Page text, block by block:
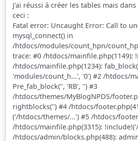
J'ai réussi à créer les tables mais
ceci :
Fatal error: Uncaught Error: Call to
mysql_connect() in
/htdocs/modules/count_hpn/
trace: #0 /htdocs/mainfile.php(1149):
/htdocs/mainfile.php(1234):
'modules/count_h...', '0') #2 /htdocs/
Pre_fab_block('', 'RB', '') #3
/htdocs/themes/MyBlogNPDS/
rightblocks('') #4 /htdocs/
('/htdocs/themes/...') #5 /htdocs/
/htdocs/mainfile.php(3315):
/htdocs/admin/blocks.php(488):